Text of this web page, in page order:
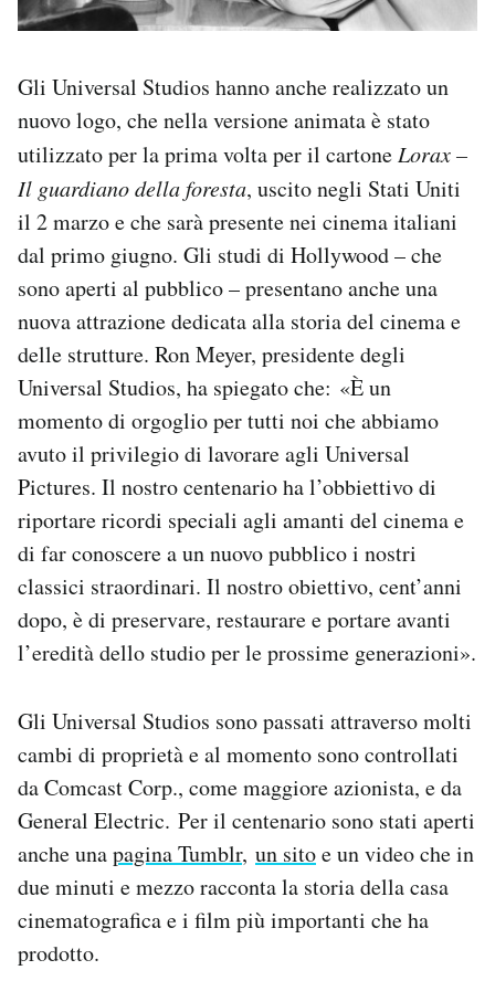
Gli Universal Studios hanno anche realizzato un
nuovo logo, che nella versione animata è stato
utilizzato per la prima volta per il cartoneLorax –
Il guardiano della foresta, uscito negli Stati Uniti
il 2 marzo e che sarà presente nei cinema italiani
dal primo giugno. Gli studi di Hollywood – che
sono aperti al pubblico – presentano anche una
nuova attrazione dedicata alla storia del cinema e
delle strutture. Ron Meyer, presidente degli
Universal Studios, ha spiegato che: «È un
momento di orgoglio per tutti noi che abbiamo
avuto il privilegio di lavorare agli Universal
Pictures. Il nostro centenario ha l’obbiettivo di
riportare ricordi speciali agli amanti del cinema e
di far conoscere a un nuovo pubblico i nostri
classici straordinari. Il nostro obiettivo, cent’anni
dopo, è di preservare, restaurare e portare avanti
l’eredità dello studio per le prossime generazioni».
Gli Universal Studios sono passati attraverso molti
cambi di proprietà e al momento sono controllati
da Comcast Corp., come maggiore azionista, e da
General Electric. Per il centenario sono stati aperti
anche unapagina Tumblr, un sitoe un video che in
due minuti e mezzo racconta la storia della casa
cinematografica e i film più importanti che ha
prodotto.